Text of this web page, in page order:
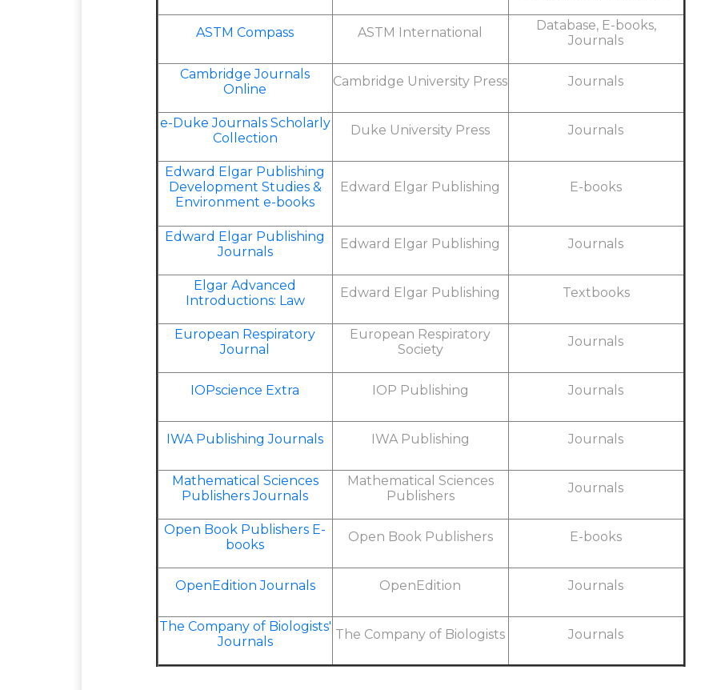
ASTM Compass ASTM International
Database, E-books,
Journals
Cambridge Journals
Online
Cambridge University Press Journals
e-Duke Journals Scholarly
Collection
Duke University Press Journals
Edward Elgar Publishing
Development Studies &
Environment e-books
Edward Elgar Publishing E-books
Edward Elgar Publishing
Journals
Edward Elgar Publishing Journals
Elgar Advanced
Introductions: Law
Edward Elgar Publishing Textbooks
European Respiratory
Journal
European Respiratory
Society
Journals
IOPscience Extra IOP Publishing Journals
IWA Publishing Journals IWA Publishing Journals
Mathematical Sciences
Publishers Journals
Mathematical Sciences
Publishers
Journals
Open Book Publishers E-
books
Open Book Publishers E-books
OpenEdition Journals OpenEdition Journals
The Company of Biologists'
Journals
The Company of Biologists Journals